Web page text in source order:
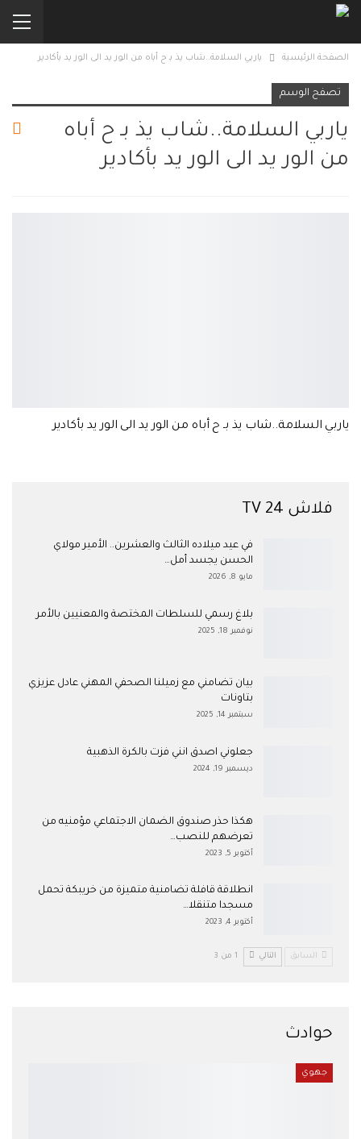
الصفحة الرئيسية ياربي السلامة..شاب يذ بـ ح أباه من الور يد الى الور يد بأكادير
تصفح الوسم
ياربي السلامة..شاب يذ بـ ح أباه
من الور يد الى الور يد بأكادير
ياربي السلامة..شاب يذ بـ ح أباه من الور يد الى الور يد بأكادير
فلاش 24 TV
في عيد ميلاده الثالث والعشرين.. الأمير مولاي
الحسن يجسد أمل…
مايو 8, 2026
بلاغ رسمي للسلطات المختصة والمعنيين بالأمر
نوفمبر 18, 2025
بيان تضامني مع زميلنا الصحفي المهني عادل عزيزي
بتاونات
سبتمبر 14, 2025
جعلوني اصدق انني فزت بالكرة الذهبية
ديسمبر 19, 2024
هكذا حذر صندوق الضمان الاجتماعي مؤمنيه من
تعرضهم للنصب…
أكتوبر 5, 2023
انطلاقة قافلة تضامنية متميزة من خريبكة تحمل
مسجدا متنقلا…
أكتوبر 4, 2023
السابق التالي 1 من 3
حوادث
جهوي